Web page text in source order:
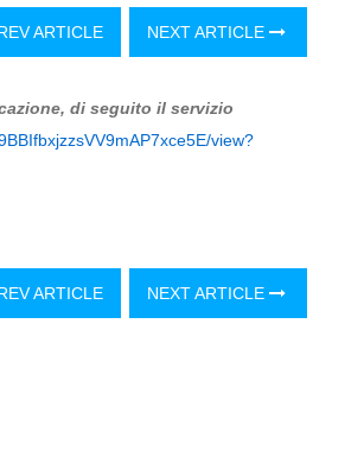
ARTICLE NEXT ARTICLE
di seguito il servizio
view?
ARTICLE NEXT ARTICLE